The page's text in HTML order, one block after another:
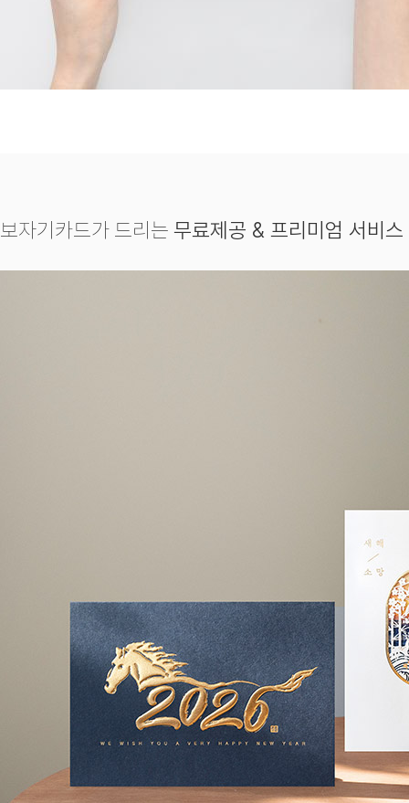
보자기카드가 드리는 무료제공 & 프리미엄 서비스